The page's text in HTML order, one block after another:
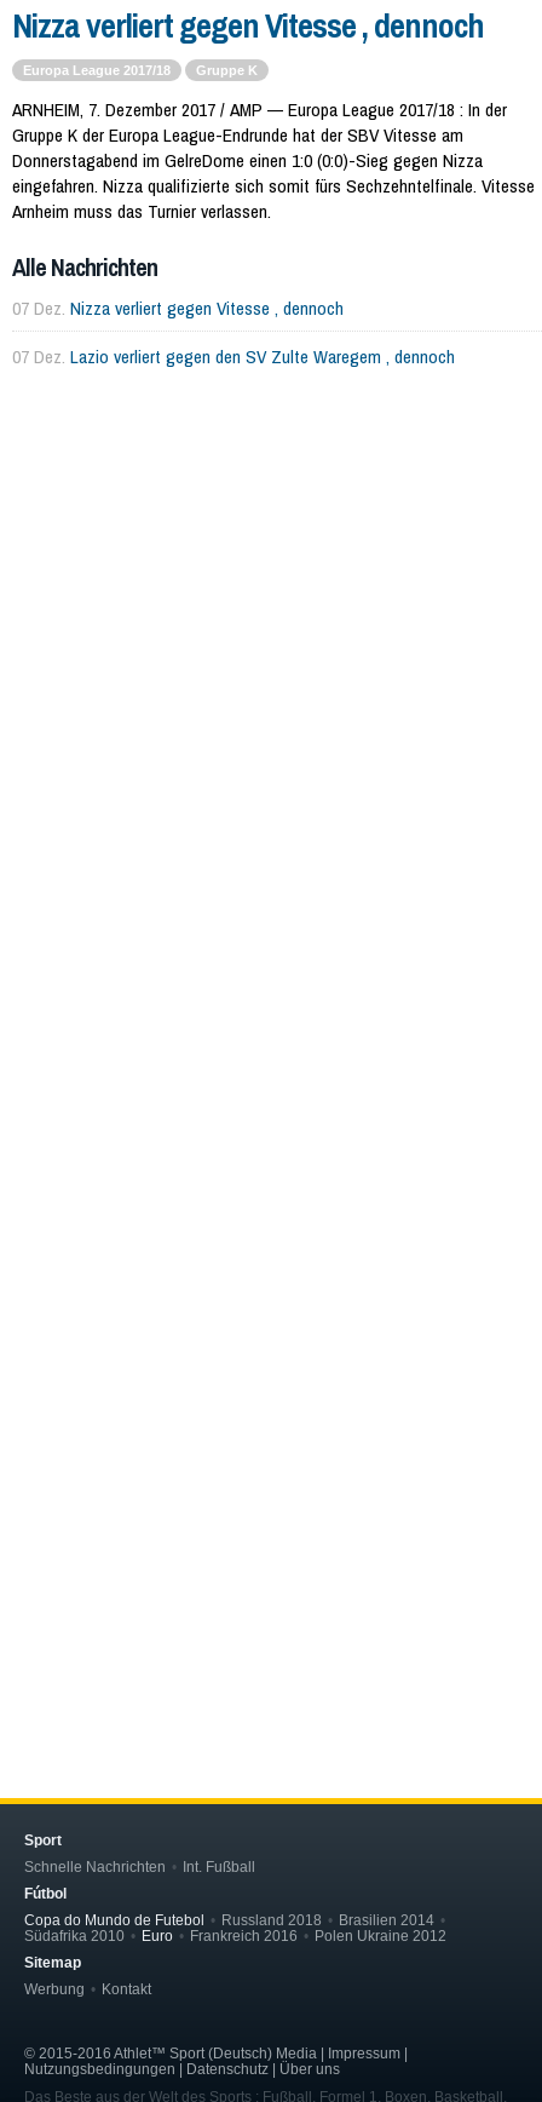
Nizza verliert gegen Vitesse , dennoch
Europa League 2017/18 Gruppe K
ARNHEIM, 7. Dezember 2017 / AMP — Europa League 2017/18 : In der
Gruppe K der Europa League-Endrunde hat der SBV Vitesse am
Donnerstagabend im GelreDome einen 1:0 (0:0)-Sieg gegen Nizza
eingefahren. Nizza qualifizierte sich somit fürs Sechzehntelfinale. Vitesse
Arnheim muss das Turnier verlassen.
Alle Nachrichten
07 Dez. Nizza verliert gegen Vitesse , dennoch
07 Dez. Lazio verliert gegen den SV Zulte Waregem , dennoch
Sport
Schnelle Nachrichten
Int. Fußball
Fútbol
Copa do Mundo de Futebol
Russland 2018
Brasilien 2014
Südafrika 2010
Euro Frankreich 2016
Polen Ukraine 2012
Sitemap
Werbung
Kontakt
© 2015-2016 Athlet™ Sport (Deutsch) Media | Impressum |
Nutzungsbedingungen | Datenschutz | Über uns
Das Beste aus der Welt des Sports : Fußball, Formel 1, Boxen, Basketball,